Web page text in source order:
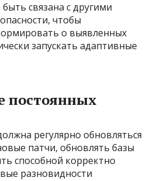
связана с другими
чтобы
о выявленных
запускать адаптивные
постоянных
регулярно обновляться
патчи, обновлять базы
способной корректно
разновидности